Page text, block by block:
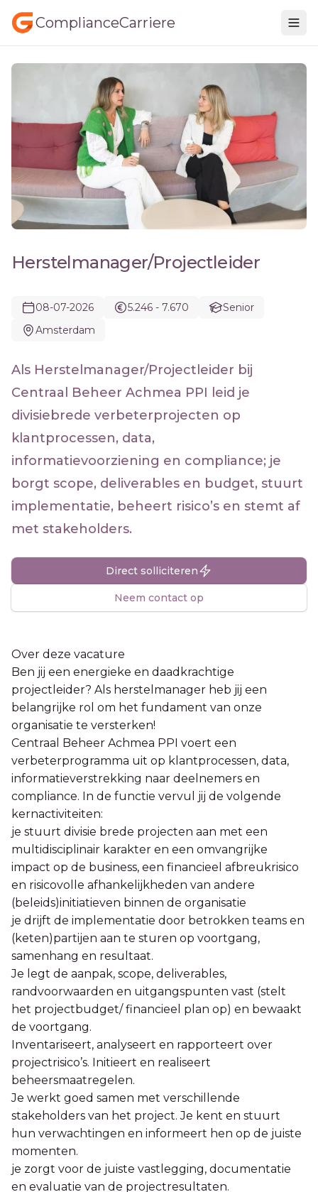
ComplianceCarriere
Herstelmanager/Projectleider
08-07-2026 5.246 - 7.670
Senior
Amsterdam
Als Herstelmanager/Projectleider bij
Centraal Beheer Achmea PPI leid je
divisiebrede verbeterprojecten op
klantprocessen, data,
informatievoorziening en compliance; je
borgt scope, deliverables en budget, stuurt
implementatie, beheert risico’s en stemt af
met stakeholders.
Direct solliciteren
Neem contact op
Over deze vacature
Ben jij een energieke en daadkrachtige
projectleider? Als herstelmanager heb jij een
belangrijke rol om het fundament van onze
organisatie te versterken!
Centraal Beheer Achmea PPI voert een
verbeterprogramma uit op klantprocessen, data,
informatieverstrekking naar deelnemers en
compliance. In de functie vervul jij de volgende
kernactiviteiten:
je stuurt divisie brede projecten aan met een
multidisciplinair karakter en een omvangrijke
impact op de business, een financieel afbreukrisico
en risicovolle afhankelijkheden van andere
(beleids)initiatieven binnen de organisatie
je drijft de implementatie door betrokken teams en
(keten)partijen aan te sturen op voortgang,
samenhang en resultaat.
Je legt de aanpak, scope, deliverables,
randvoorwaarden en uitgangspunten vast (stelt
het projectbudget/ financieel plan op) en bewaakt
de voortgang.
Inventariseert, analyseert en rapporteert over
projectrisico’s. Initieert en realiseert
beheersmaatregelen.
Je werkt goed samen met verschillende
stakeholders van het project. Je kent en stuurt
hun verwachtingen en informeert hen op de juiste
momenten.
je zorgt voor de juiste vastlegging, documentatie
en evaluatie van de projectresultaten.